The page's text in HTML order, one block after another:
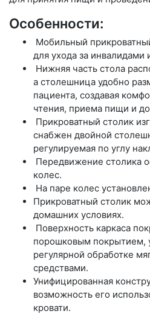
Особенности:
Мобильный
для ухода за
Нижняя часть стола
а столешница удобно
пациента, создавая
чтения, приема пищи и
Прикроватный столик
снабжен двойной
регулируемая по углу
Передвижение столика
колес.
На паре колес
Прикроватный столик
домашних условиях.
Поверхность каркаса
порошковым покрытием,
регулярной обработке
средствами.
Унифицированная
возможность его
кровати.